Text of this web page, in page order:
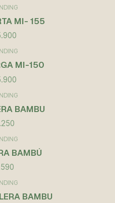
MI- 155
MI-150
BAMBU
BAMBÚ
BAMBU